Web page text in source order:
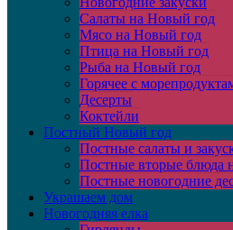
Салаты на Новый год
Мясо на Новый год
Птица на Новый год
Рыба на Новый год
Горячее с
Десерты
Коктейли
Постный Новый год
Постные салаты и
Постные вторые блюда
Постные новогодние
Украшаем дом
Новогодняя елка